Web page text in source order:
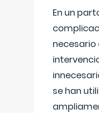
En un
necesario
se han